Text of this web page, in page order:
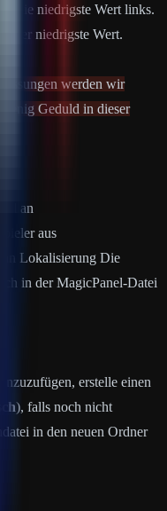
die niedrigste Wert links.
der niedrigste Wert.
werden wir
Geduld in dieser
an
aus
an Lokalisierung Die
in der MagicPanel-Datei
erstelle einen
), falls noch nicht
in den neuen Ordner